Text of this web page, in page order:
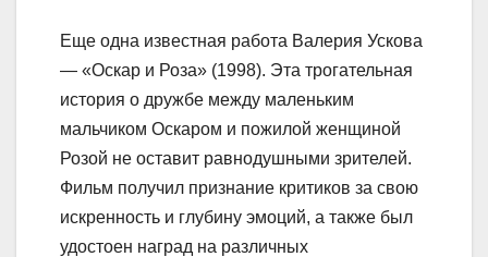
Еще одна известная работа Валерия Ускова
— «Оскар и Роза» (1998). Эта трогательная
история о дружбе между маленьким
мальчиком Оскаром и пожилой женщиной
Розой не оставит равнодушными зрителей.
Фильм получил признание критиков за свою
искренность и глубину эмоций, а также был
удостоен наград на различных